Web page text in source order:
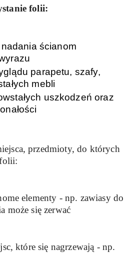
folii:
ścianom
parapetu, szafy,
mebli
uszkodzeń oraz
przedmioty, do których
elementy - np. zawiasy do
może się zerwać
które się nagrzewają - np.